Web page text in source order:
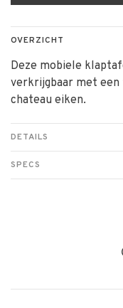
OVERZICHT
Deze mobiele
verkrijgbaar met
chateau eiken.
DETAILS
SPECS